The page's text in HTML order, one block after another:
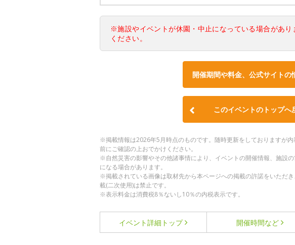
※施設やイベントが休園・中止になっている場合があ
ください。
開催期間や料金、公式サイトの
このイベントのトップへ
※掲載情報は2026年5月時点のものです。随時更新をしておりますが
前にご確認の上おでかけください。
※自然災害の影響やその他諸事情により、イベントの開催情報、施設
になる場合があります。
※掲載されている画像は取材先から本ページへの掲載の許諾をいただ
載(二次使用)は禁止です。
※表示料金は消費税8％ないし10％の内税表示です。
イベント詳細 トップ 開催時間など